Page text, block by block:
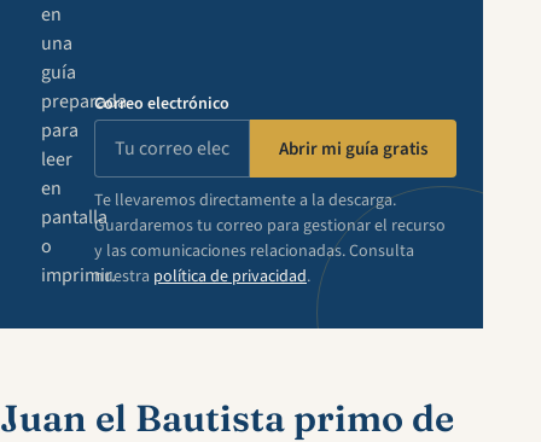
en
una
guía
preparada
para
leer
en
pantalla
o
imprimir.
Correo electrónico
Abrir mi guía gratis
Te llevaremos directamente a la descarga.
Guardaremos tu correo para gestionar el recurso
y las comunicaciones relacionadas. Consulta
nuestra política de privacidad.
Juan el Bautista primo de